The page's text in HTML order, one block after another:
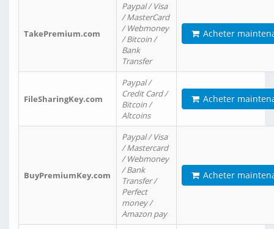
TakePremium.com
Paypal / Visa
/ MasterCard
/ Webmoney
/ Bitcoin /
Bank
Transfer
Acheter
FileSharingKey.com
Paypal /
Credit Card /
Bitcoin /
Altcoins
Acheter
BuyPremiumKey.com
Paypal / Visa
/ Mastercard
/ Webmoney
/ Bank
Transfer /
Perfect
money /
Amazon pay
Acheter